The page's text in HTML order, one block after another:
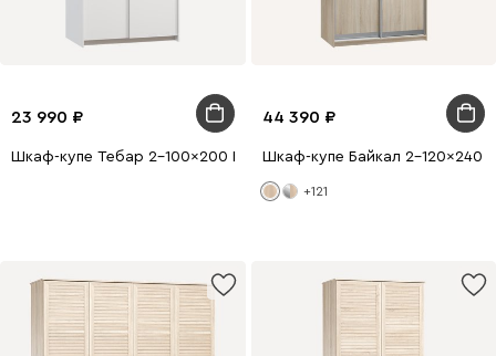
23 990
Шкаф-купе Тебар 2-100x200 Белый без зеркал
44 390
Шкаф-купе Байкал 2-120x240
+121